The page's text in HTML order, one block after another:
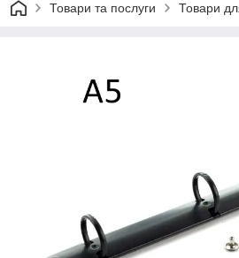
Товари та послуги Товари